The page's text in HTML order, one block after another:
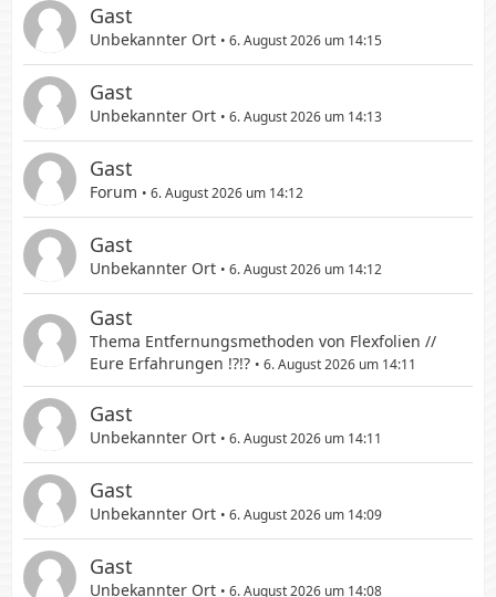
Gast
Unbekannter Ort 6. August 2026 um 14:15
Gast
Unbekannter Ort 6. August 2026 um 14:13
Gast
Forum 6. August 2026 um 14:12
Gast
Unbekannter Ort 6. August 2026 um 14:12
Gast
Thema Entfernungsmethoden von Flexfolien //
Eure Erfahrungen !?!?
6. August 2026 um 14:11
Gast
Unbekannter Ort 6. August 2026 um 14:11
Gast
Unbekannter Ort 6. August 2026 um 14:09
Gast
Unbekannter Ort 6. August 2026 um 14:08